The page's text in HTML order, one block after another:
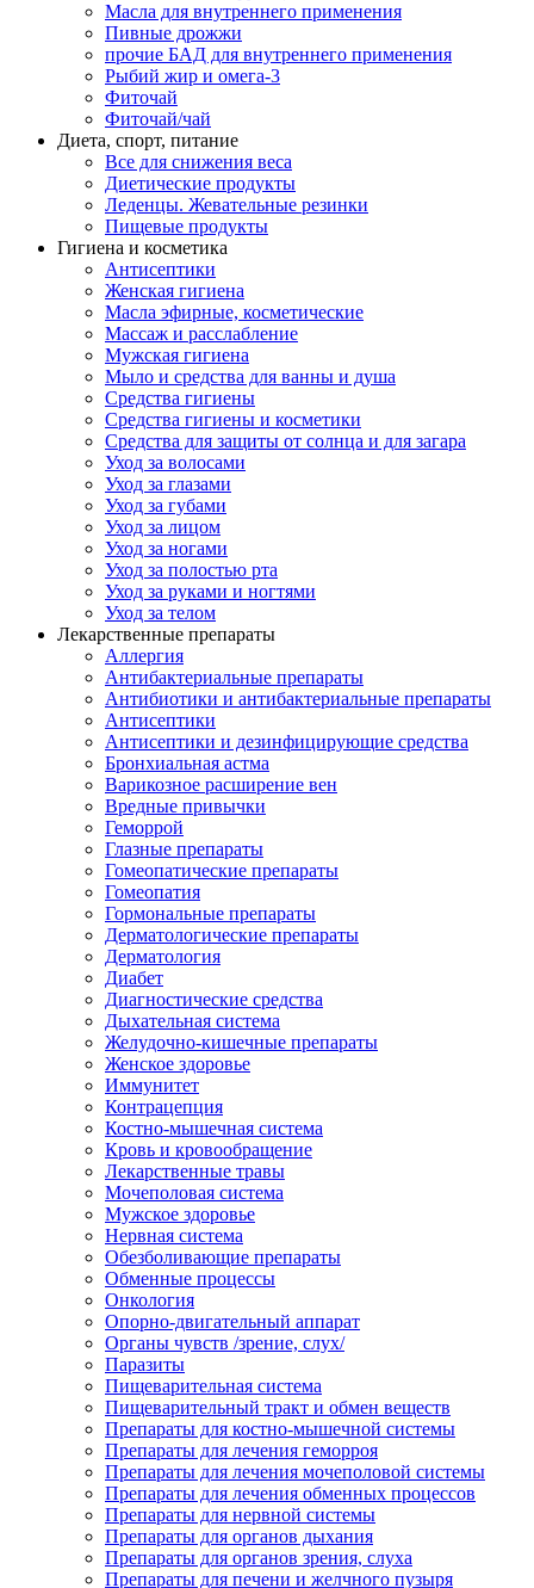
Масла для внутреннего применения
Пивные дрожжи
прочие БАД для внутреннего применения
Рыбий жир и омега-3
Фиточай
Фиточай/чай
Диета, спорт, питание
Все для снижения веса
Диетические продукты
Леденцы. Жевательные резинки
Пищевые продукты
Гигиена и косметика
Антисептики
Женская гигиена
Масла эфирные, косметические
Массаж и расслабление
Мужская гигиена
Мыло и средства для ванны и душа
Средства гигиены
Средства гигиены и косметики
Средства для защиты от солнца и для загара
Уход за волосами
Уход за глазами
Уход за губами
Уход за лицом
Уход за ногами
Уход за полостью рта
Уход за руками и ногтями
Уход за телом
Лекарственные препараты
Аллергия
Антибактериальные препараты
Антибиотики и антибактериальные препараты
Антисептики
Антисептики и дезинфицирующие средства
Бронхиальная астма
Варикозное расширение вен
Вредные привычки
Геморрой
Глазные препараты
Гомеопатические препараты
Гомеопатия
Гормональные препараты
Дерматологические препараты
Дерматология
Диабет
Диагностические средства
Дыхательная система
Желудочно-кишечные препараты
Женское здоровье
Иммунитет
Контрацепция
Костно-мышечная система
Кровь и кровообращение
Лекарственные травы
Мочеполовая система
Мужское здоровье
Нервная система
Обезболивающие препараты
Обменные процессы
Онкология
Опорно-двигательный аппарат
Органы чувств /зрение, слух/
Паразиты
Пищеварительная система
Пищеварительный тракт и обмен веществ
Препараты для костно-мышечной системы
Препараты для лечения геморроя
Препараты для лечения мочеполовой системы
Препараты для лечения обменных процессов
Препараты для нервной системы
Препараты для органов дыхания
Препараты для органов зрения, слуха
Препараты для печени и желчного пузыря